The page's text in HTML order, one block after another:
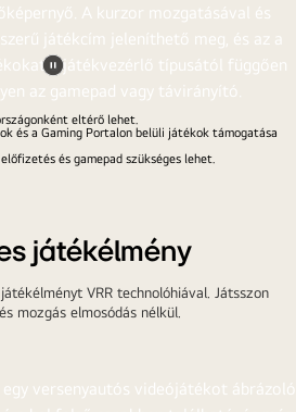
Videó
megállítása
eltérő lehet.
és a Gaming Portalon belüli játékok támogatása
és gamepad szükséges lehet.
játékélmény
VRR technolóhiával. Játsszon
mozgás elmosódás nélkül.